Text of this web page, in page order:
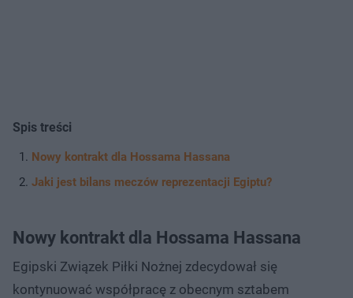
Spis treści
Nowy kontrakt dla Hossama Hassana
Jaki jest bilans meczów reprezentacji Egiptu?
Nowy kontrakt dla Hossama Hassana
Egipski Związek Piłki Nożnej zdecydował się
kontynuować współpracę z obecnym sztabem